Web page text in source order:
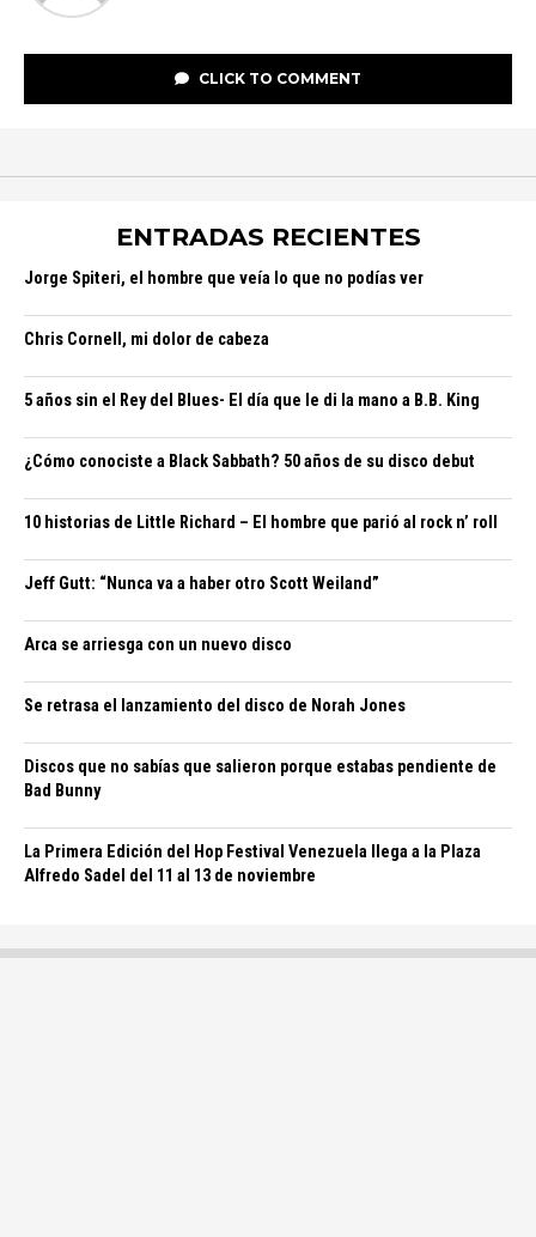
CLICK TO COMMENT
ENTRADAS RECIENTES
Jorge Spiteri, el hombre que veía lo que no podías ver
Chris Cornell, mi dolor de cabeza
5 años sin el Rey del Blues- El día que le di la mano a B.B. King
¿Cómo conociste a Black Sabbath? 50 años de su disco debut
10 historias de Little Richard – El hombre que parió al rock n’ roll
Jeff Gutt: “Nunca va a haber otro Scott Weiland”
Arca se arriesga con un nuevo disco
Se retrasa el lanzamiento del disco de Norah Jones
Discos que no sabías que salieron porque estabas pendiente de
Bad Bunny
La Primera Edición del Hop Festival Venezuela llega a la Plaza
Alfredo Sadel del 11 al 13 de noviembre